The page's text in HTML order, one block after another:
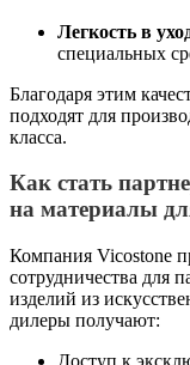
Легкость в
специальных
Благодаря этим
подходят для
класса.
Как стать
на материалы
Компания Vicostone
сотрудничества для
изделий из
дилеры получают:
Доступ к